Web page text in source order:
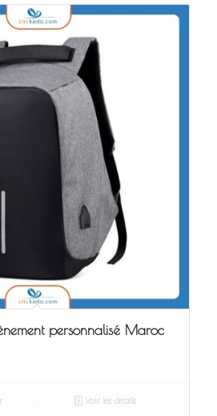
personnalisé Maroc
Voir les détails